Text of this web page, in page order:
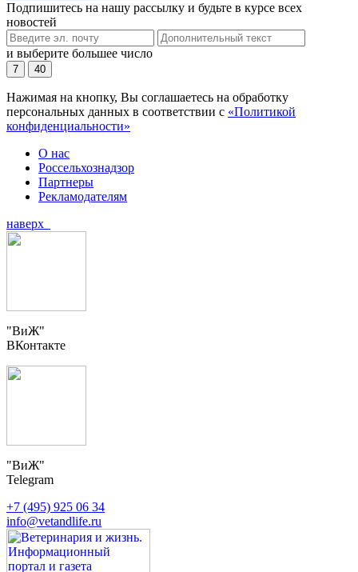
Подпишитесь на нашу рассылку и будьте в курсе всех
новостей
и выберите большее число
7 40
Нажимая на кнопку, Вы соглашаетесь на обработку
персональных данных в соответствии с «Политикой
конфиденциальности»
О нас
Россельхознадзор
Партнеры
Рекламодателям
наверх
"ВиЖ"
ВКонтакте
"ВиЖ"
Telegram
+7 (495) 925 06 34
info@vetandlife.ru